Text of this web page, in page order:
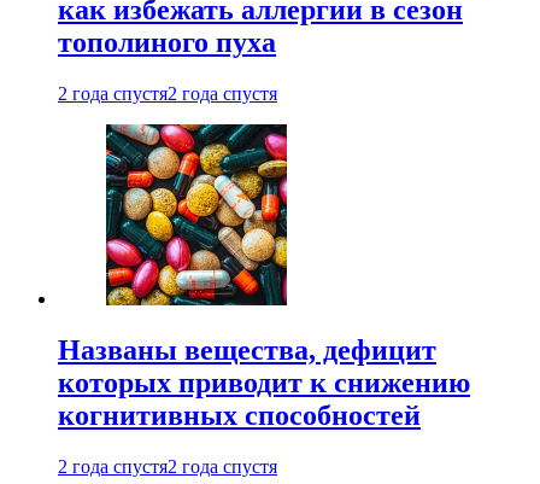
как избежать аллергии в сезон
тополиного пуха
2 года спустя2 года спустя
Названы вещества, дефицит
которых приводит к снижению
когнитивных способностей
2 года спустя2 года спустя